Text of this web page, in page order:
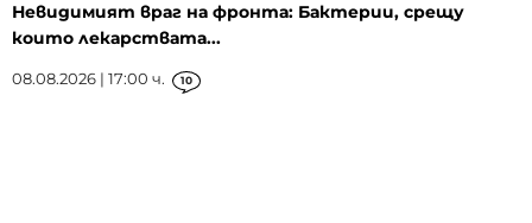
Невидимият враг на фронта: Бактерии, срещу
които лекарствата...
08.08.2026 | 17:00 ч. 10